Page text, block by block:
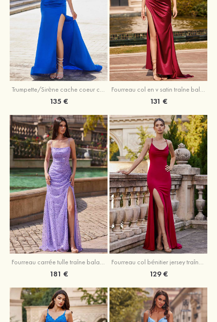
Trumpette/Sirène cache coeur charmeuse traîne balayage robe de bal
135 €
Fourreau col en v satin traîne balayage robe de bal
131 €
Fourreau carrée tulle traîne balayage robe de bal
181 €
Fourreau col bénitier jersey traîne balayage robe de bal
129 €